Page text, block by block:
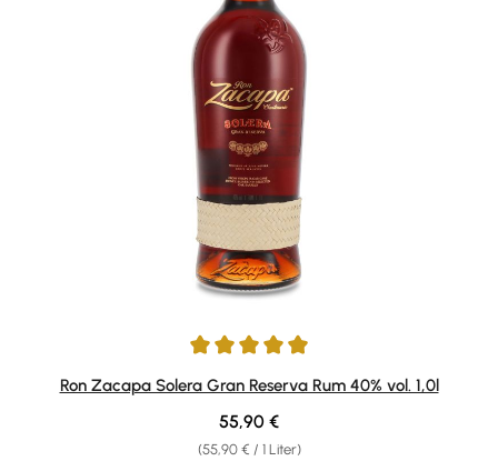
Durchschnittliche Bewertung von 4.92 von 5 Sternen
Ron Zacapa Solera Gran Reserva Rum 40% vol. 1,0l
(55,90 € / 1 Liter)
Regulärer Preis:
55,90 €